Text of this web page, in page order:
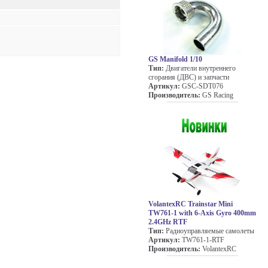
GS Manifold 1/10
Тип: Двигатели внутреннего
сгорания (ДВС) и запчасти
Артикул: GSC-SDT076
Производитель: GS Racing
VolantexRC Trainstar Mini
TW761-1 with 6-Axis Gyro 400mm
2.4GHz RTF
Тип: Радиоуправляемые самолеты
Артикул: TW761-1-RTF
Производитель: VolantexRC